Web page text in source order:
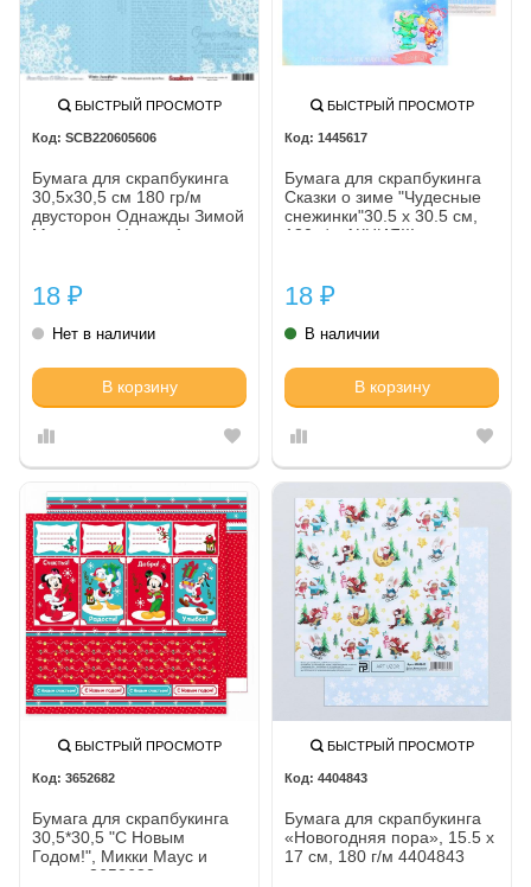
БЫСТРЫЙ ПРОСМОТР
SCB220605606
Бумага для скрапбукинга
30,5х30,5 см 180 гр/м
двусторон Однажды Зимой
Морозные Узоры, 1 лист
18 ₽
Нет в наличии
В корзину
БЫСТРЫЙ ПРОСМОТР
1445617
Бумага для скрапбукинга
Сказки о зиме "Чудесные
снежинки"30.5 x 30.5 см,
180 г/м АКЦИЯ!!!---
18 ₽
В наличии
В корзину
БЫСТРЫЙ ПРОСМОТР
3652682
Бумага для скрапбукинга
30,5*30,5 "С Новым
Годом!", Микки Маус и
друзья 3652682
БЫСТРЫЙ ПРОСМОТР
4404843
Бумага для скрапбукинга
«Новогодняя пора», 15.5 х
17 см, 180 г/м 4404843